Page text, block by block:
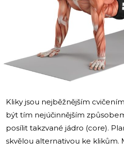
Kliky jsou nejběžnějším
být tím nejúčinnějším
posílit takzvané jádro (core).
skvělou alternativou ke klikům.